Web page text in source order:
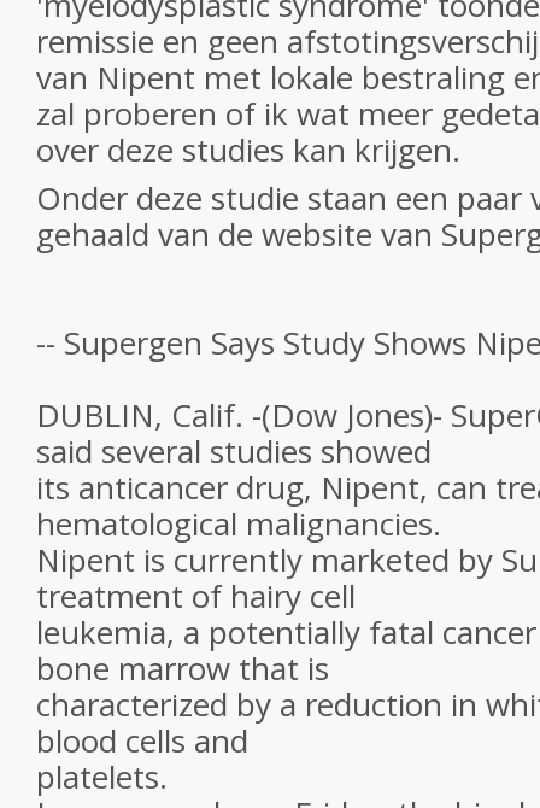
remissie en geen
van Nipent met lokale bestraling
zal proberen of ik wat meer
over deze studies kan krijgen.
Onder deze studie staan een
gehaald van de website van
-- Supergen Says Study Shows
DUBLIN, Calif. -(Dow Jones)-
said several studies showed
its anticancer drug, Nipent, can
hematological malignancies.
Nipent is currently marketed by
treatment of hairy cell
leukemia, a potentially fatal
bone marrow that is
characterized by a reduction in
blood cells and
platelets.